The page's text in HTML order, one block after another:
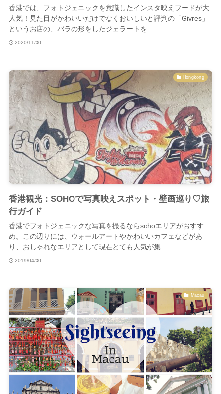
香港では、フォトジェニックを意識したインスタ映えフードが大
人気！見た目がかわいいだけでなくおいしいと評判の「Givres」
というお店の、バラの形をしたジェラートを…
2020/11/30
Hongkong
香港観光：SOHOで写真映えスポット・壁画巡り♡旅
行ガイド
香港でフォトジェニックな写真を撮るならsohoエリアがおすす
め。この辺りには、ウォールアートやかわいいカフェなどがあ
り、おしゃれなエリアとして現在とても人気が集…
2019/04/30
Macau